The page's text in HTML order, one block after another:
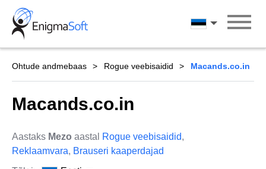
Skip
content
Eesti
Ohtude andmebaas Rogue veebisaidid Macands.co.in
Macands.co.in
Aastaks Mezo aastal Rogue veebisaidid,
Reklaamvara, Brauseri kaaperdajad